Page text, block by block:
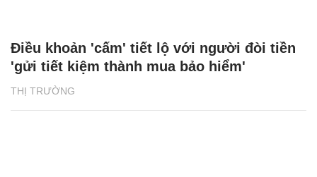
THỊ TRƯỜNG
Điều khoản 'cấm' tiết lộ với người đòi tiền
'gửi tiết kiệm thành mua bảo hiểm'